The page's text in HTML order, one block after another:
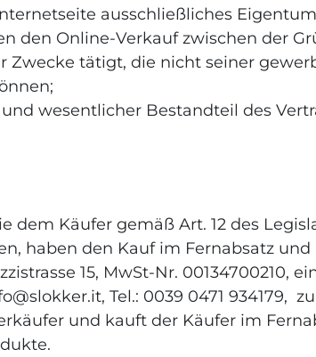
ausschließliches
den Online-Verkauf zwischen der
Zwecke tätigt, die nicht seiner
wesentlicher Bestandteil des
dem Käufer gemäß Art. 12 des
haben den Kauf im Fernabsatz
15, MwSt-Nr.
Tel.: 0039 0471 934179,
und kauft der Käufer im